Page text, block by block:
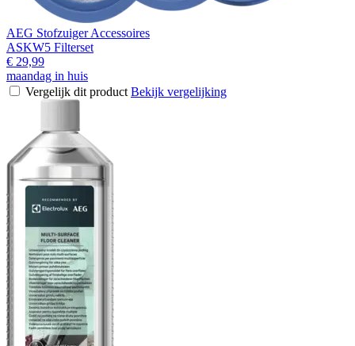
AEG Stofzuiger Accessoires
ASKW5 Filterset
€ 29,99
maandag in huis
Vergelijk dit product Bekijk vergelijking